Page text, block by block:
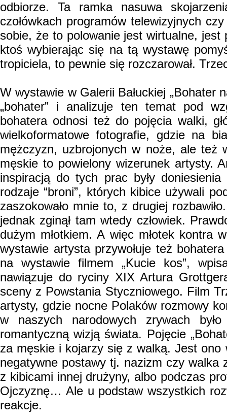
odbiorze. Ta ramka nasuwa
czołówkach programów telewizyjnych
sobie, że to polowanie jest wirtualne,
ktoś wybierając się na tą wystawę
tropiciela, to pewnie się rozczarował.
W wystawie w Galerii Bałuckiej „Bohater
„bohater” i analizuje ten temat pod
bohatera odnosi też do pojęcia walki,
wielkoformatowe fotografie, gdzie na
mężczyzn, uzbrojonych w noże, ale też
męskie to powielony wizerunek artysty.
inspiracją do tych prac były
rodzaje “broni”, których kibice używali
zaszokowało mnie to, z drugiej
jednak zginął tam wtedy człowiek.
dużym młotkiem. A więc młotek kontra
wystawie artysta przywołuje też
na wystawie filmem „Kucie kos”,
nawiązuje do ryciny XIX Artura
sceny z Powstania Styczniowego. Film
artysty, gdzie nocne Polaków rozmowy
w naszych narodowych zrywach
romantyczną wizją świata. Pojęcie
za męskie i kojarzy się z walką. Jest
negatywne postawy tj. nazizm czy walka
z kibicami innej drużyny, albo podczas
Ojczyznę… Ale u podstaw wszystkich
reakcje.